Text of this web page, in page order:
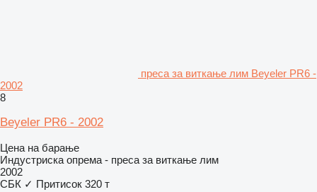
преса за виткање лим Beyeler PR6 -
2002
8
Beyeler PR6 - 2002
Цена на барање
Индустриска опрема - преса за виткање лим
2002
СБК ✓ Притисок 320 т